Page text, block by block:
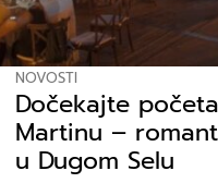
NOVOSTI
Dočekajte
Martinu –
u Dugom Selu